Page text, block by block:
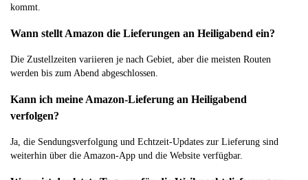
kommt.
Wann stellt Amazon die Lieferungen an Heiligabend ein?
Die Zustellzeiten variieren je nach Gebiet, aber die meisten Routen
werden bis zum Abend abgeschlossen.
Kann ich meine Amazon-Lieferung an Heiligabend
verfolgen?
Ja, die Sendungsverfolgung und Echtzeit-Updates zur Lieferung sind
weiterhin über die Amazon-App und die Website verfügbar.